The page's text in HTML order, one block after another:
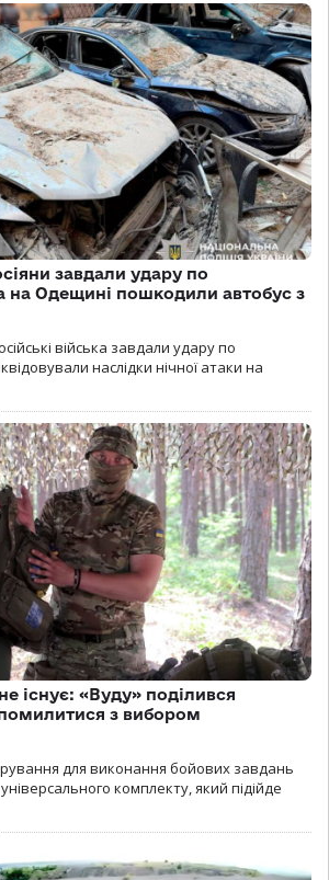
завдали удару по
на Одещині пошкодили автобус з
війська завдали удару по
наслідки нічної атаки на
існує: «Вуду» поділився
з вибором
для виконання бойових завдань
комплекту, який підійде